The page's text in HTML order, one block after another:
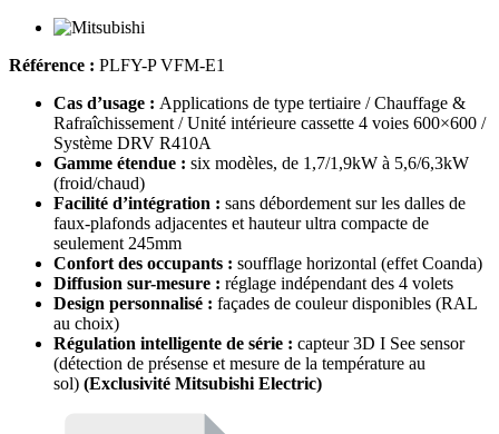
Référence : PLFY-P VFM-E1
Cas d’usage : Applications de type tertiaire / Chauffage &
Rafraîchissement / Unité intérieure cassette 4 voies 600×600 /
Système DRV R410A
Gamme étendue : six modèles, de 1,7/1,9kW à 5,6/6,3kW
(froid/chaud)
Facilité d’intégration : sans débordement sur les dalles de
faux-plafonds adjacentes et hauteur ultra compacte de
seulement 245mm
Confort des occupants : soufflage horizontal (effet Coanda)
Diffusion sur-mesure : réglage indépendant des 4 volets
Design personnalisé : façades de couleur disponibles (RAL
au choix)
Régulation intelligente de série : capteur 3D I See sensor
(détection de présense et mesure de la température au
sol) (Exclusivité Mitsubishi Electric)